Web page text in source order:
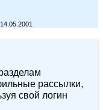
рассылки,
свой логин